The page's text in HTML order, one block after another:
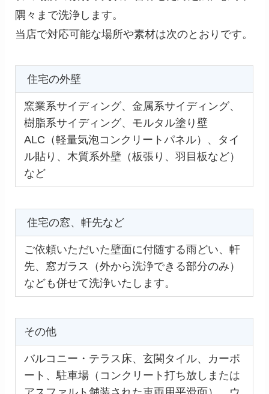
隅々まで洗浄します。
当店で対応可能な場所や素材は次のとおりです。
住宅の外壁
窯業系サイディング、金属系サイディング、
樹脂系サイディング、モルタル塗り壁
ALC（軽量気泡コンクリートパネル）、タイ
ル貼り、木質系外壁（板張り、羽目板など）
など
住宅の窓、軒先など
ご依頼いただいた壁面に付随する雨どい、軒
先、窓ガラス（外から洗浄できる部分のみ）
なども併せて洗浄いたします。
その他
バルコニー・テラス床、玄関タイル、カーポ
ート、駐車場（コンクリート打ち放しまたは